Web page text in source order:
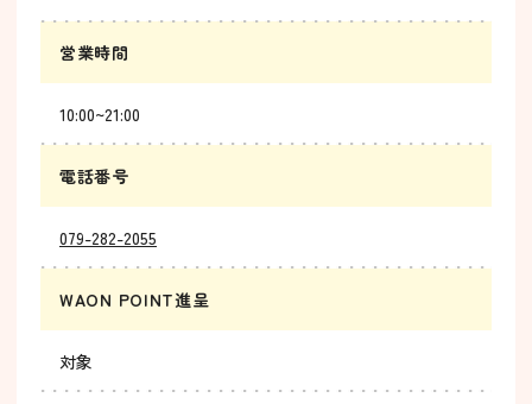
営業時間
10:00~21:00
電話番号
079-282-2055
WAON POINT進呈
対象